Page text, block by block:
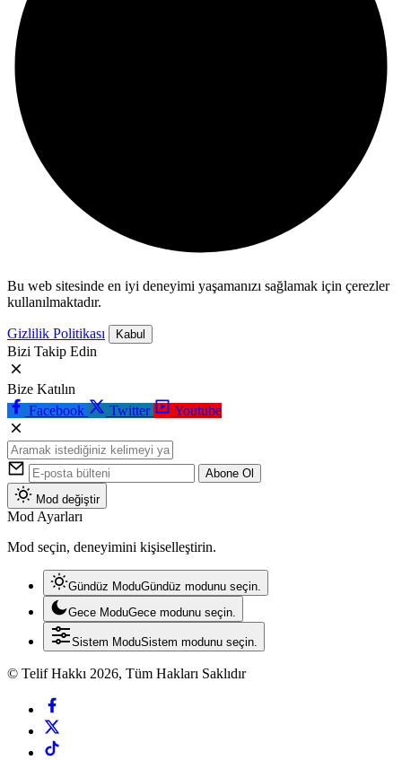
Bu web sitesinde en iyi deneyimi yaşamanızı sağlamak için çerezler
kullanılmaktadır.
Gizlilik Politikası Kabul
Bizi Takip Edin
Bize Katılın
Facebook
Twitter Youtube
Abone Ol
Mod değiştir
Mod Ayarları
Mod seçin, deneyimini kişiselleştirin.
Gündüz ModuGündüz modunu seçin.
Gece ModuGece modunu seçin.
Sistem ModuSistem modunu seçin.
© Telif Hakkı 2026, Tüm Hakları Saklıdır